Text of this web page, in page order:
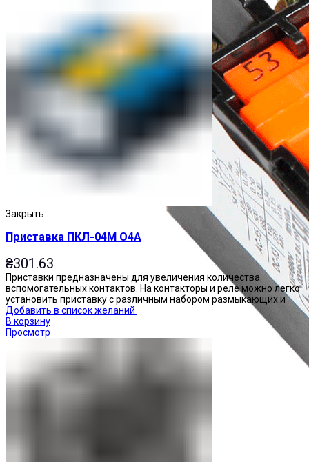
Закрыть
Приставка ПКЛ-04М О4А
₴301.63
Приставки предназначены для увеличения количества
вспомогательных контактов. На контакторы и реле можно легко
установить приставку с различным набором размыкающих и
Добавить в список желаний
В корзину
Просмотр